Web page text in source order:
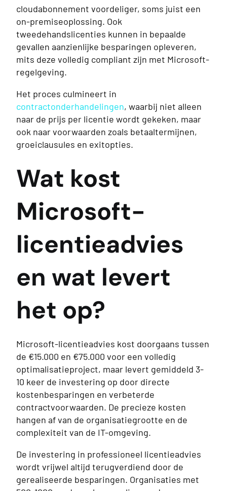
cloudabonnement voordeliger, soms juist een
on-premiseoplossing. Ook
tweedehandslicenties kunnen in bepaalde
gevallen aanzienlijke besparingen opleveren,
mits deze volledig compliant zijn met Microsoft-
regelgeving.
Het proces culmineert in
contractonderhandelingen, waarbij niet alleen
naar de prijs per licentie wordt gekeken, maar
ook naar voorwaarden zoals betaaltermijnen,
groeiclausules en exitopties.
Wat kost
Microsoft-
licentieadvies
en wat levert
het op?
Microsoft-licentieadvies kost doorgaans tussen
de €15.000 en €75.000 voor een volledig
optimalisatieproject, maar levert gemiddeld 3-
10 keer de investering op door directe
kostenbesparingen en verbeterde
contractvoorwaarden. De precieze kosten
hangen af van de organisatiegrootte en de
complexiteit van de IT-omgeving.
De investering in professioneel licentieadvies
wordt vrijwel altijd terugverdiend door de
gerealiseerde besparingen. Organisaties met